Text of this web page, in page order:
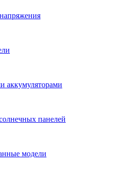
панелей
модели